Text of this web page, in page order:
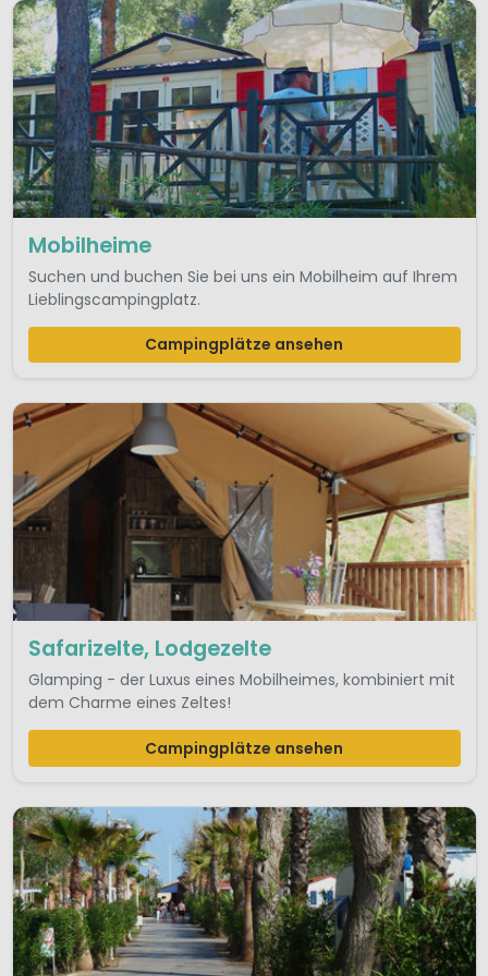
Mobilheime
Suchen und buchen Sie bei uns ein Mobilheim auf Ihrem
Lieblingscampingplatz.
Campingplätze ansehen
Safarizelte, Lodgezelte
Glamping - der Luxus eines Mobilheimes, kombiniert mit
dem Charme eines Zeltes!
Campingplätze ansehen